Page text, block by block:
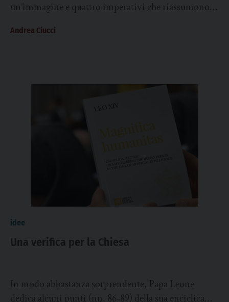
un’immagine e quattro imperativi che riassumono
Andrea Ciucci
idee
Una verifica per la Chiesa
In modo abbastanza sorprendente, Papa Leone
dedica alcuni punti (nn. 86-89) della sua enciclica